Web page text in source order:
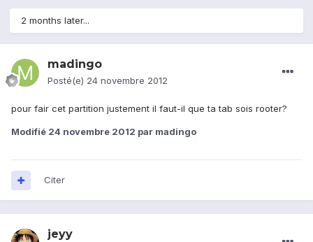
2 months later...
madingo
Posté(e) 24 novembre 2012
pour fair cet partition justement il faut-il que ta tab sois rooter?
Modifié 24 novembre 2012 par madingo
Citer
jeyy